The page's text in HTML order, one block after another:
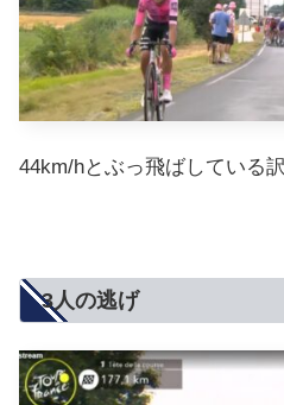
44km/hとぶっ飛ばしている
3人の逃げ